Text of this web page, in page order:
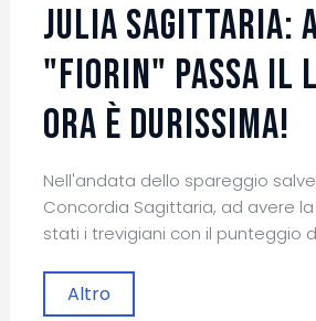
Julia Sagittaria:
"Fiorin" passa il
ora è durissima!
Nell'andata dello spareggio
Concordia Sagittaria, ad avere
stati i trevigiani con il punteggio
Altro